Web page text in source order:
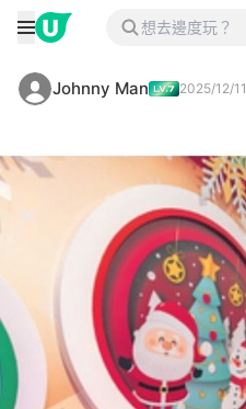
Johnny Man 2025/12/11